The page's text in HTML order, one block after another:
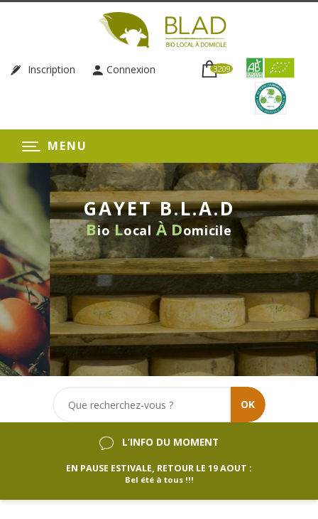
Inscription Connexion 3209
MENU
GAYET B.L.A.D
BioLocal À Domicile
LIVRAISON HEBDOMADAIRE
SANS ENGAGEMENT
OK
L’INFO DU MOMENT
EN PAUSE ESTIVALE, RETOUR LE 19 AOUT :
Bel été à tous !!!